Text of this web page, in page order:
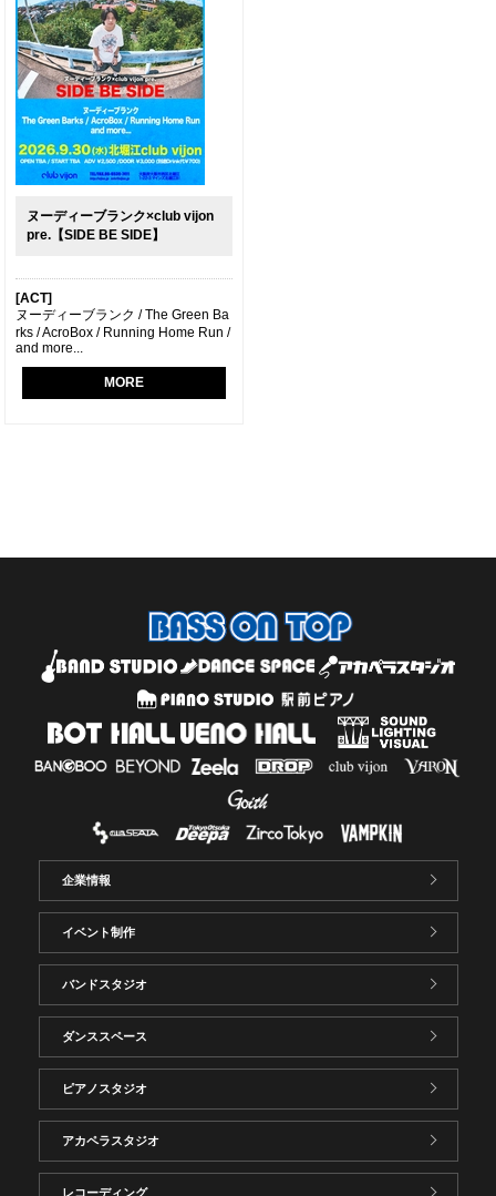
ヌーディーブランク×club vijon
pre.【SIDE BE SIDE】
[ACT]
ヌーディーブランク / The Green Ba
rks / AcroBox / Running Home Run /
and more...
MORE
企業情報
イベント制作
バンドスタジオ
ダンススペース
ピアノスタジオ
アカペラスタジオ
レコーディング